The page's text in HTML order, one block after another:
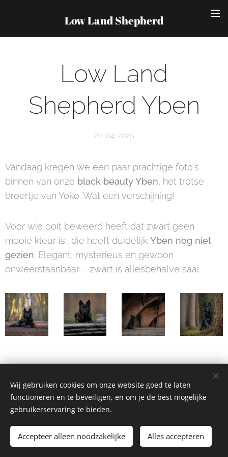
Low Land Shepherd
Low Land
Shepherd Yben
20-04-2025
Vandaag kregen we een paar prachtige foto's
binnen van onze black beauty Yben, het trotse
broertje van Yoko. Wat een verschijning! 🖤
Voor wie ooit beweerd heeft dat zwart geen
mooie kleur is… die heeft duidelijk Yben nog niet
gezien. Elegant, mysterieus en gewoon
onweerstaanbaar – zwart is allesbehalve saai.
Mogelijk gemaakt door Webnode Cookies
Wij gebruiken cookies om onze website goed te laten
functioneren en te beveiligen, en om je de best mogelijke
gebruikerservaring te bieden.
Accepteer alleen noodzakelijke Alles accepteren